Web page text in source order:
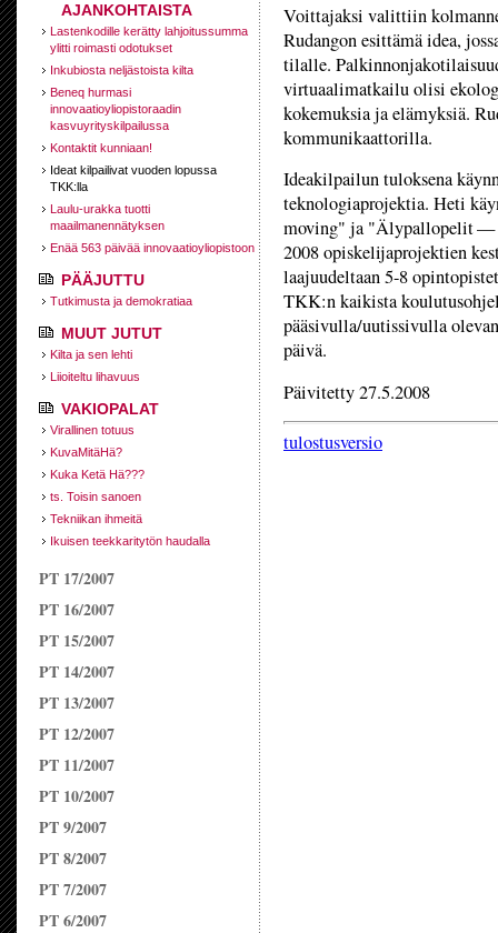
AJANKOHTAISTA
Lastenkodille kerätty lahjoitussumma
ylitti roimasti odotukset
Inkubiosta neljästoista kilta
Beneq hurmasi
innovaatioyliopistoraadin
kasvuyrityskilpailussa
Kontaktit kunniaan!
Ideat kilpailivat vuoden lopussa
TKK:lla
Laulu-urakka tuotti
maailmanennätyksen
Enää 563 päivää innovaatioyliopistoon
PÄÄJUTTU
Tutkimusta ja demokratiaa
MUUT JUTUT
Kilta ja sen lehti
Liioiteltu lihavuus
VAKIOPALAT
Virallinen totuus
KuvaMitäHä?
Kuka Ketä Hä???
ts. Toisin sanoen
Tekniikan ihmeitä
Ikuisen teekkaritytön haudalla
PT 17/2007
PT 16/2007
PT 15/2007
PT 14/2007
PT 13/2007
PT 12/2007
PT 11/2007
PT 10/2007
PT 9/2007
PT 8/2007
PT 7/2007
PT 6/2007
Voittajaksi valittiin
Rudangon esittämä idea,
tilalle.
virtuaalimatkailu olisi
kokemuksia ja elämyksiä.
kommunikaattorilla.
Ideakilpailun tuloksena
teknologiaprojektia. Heti
moving" ja "Älypallopelit —
2008 opiskelijaprojektien
laajuudeltaan 5-8
TKK:­n kaikista
pääsivulla/uutissivulla
päivä.
Päivitetty 27.5.2008
tulostusversio